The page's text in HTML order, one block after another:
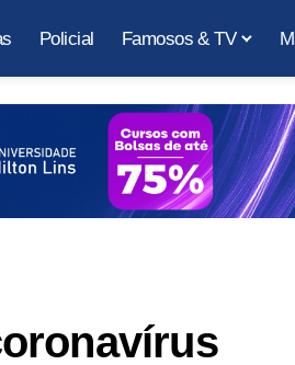
Policial Famosos & TV